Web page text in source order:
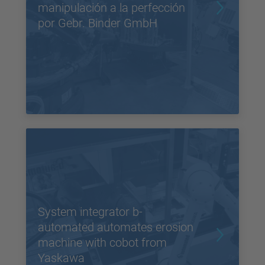
manipulación a la perfección
por Gebr. Binder GmbH
System integrator b-
automated automates erosion
machine with cobot from
Yaskawa